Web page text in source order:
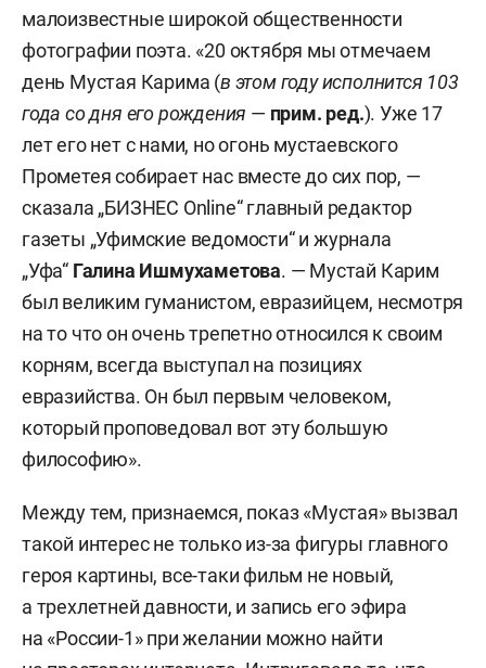
малоизвестные широкой общественности
фотографии поэта. «20 октября мы отмечаем
день Мустая Карима (в этом году исполнится 103
года со дня его рождения — прим. ред.). Уже 17
лет его нет с нами, но огонь мустаевского
Прометея собирает нас вместе до сих пор, —
сказала „БИЗНЕС Online“ главный редактор
газеты „Уфимские ведомости“ и журнала
„Уфа“ Галина Ишмухаметова. — Мустай Карим
был великим гуманистом, евразийцем, несмотря
на то что он очень трепетно относился к своим
корням, всегда выступал на позициях
евразийства. Он был первым человеком,
который проповедовал вот эту большую
философию».
Между тем, признаемся, показ «Мустая» вызвал
такой интерес не только из-за фигуры главного
героя картины, все-таки фильм не новый,
а трехлетней давности, и запись его эфира
на «России-1» при желании можно найти